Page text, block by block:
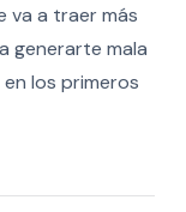
va a traer más
generarte mala
los primeros